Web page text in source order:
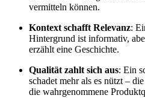
vermitteln können.
Kontext schafft Relevanz:
Hintergrund ist informativ,
erzählt eine Geschichte.
Qualität zahlt sich aus: Ein
schadet mehr als es nützt –
die wahrgenommene